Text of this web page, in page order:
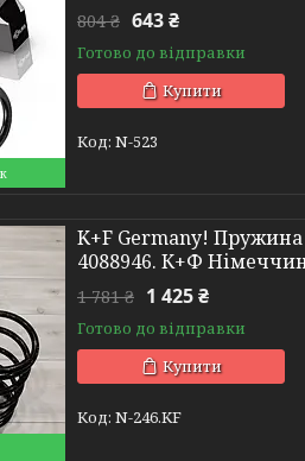
804 ₴ 643 ₴
Готово до відправки
Купити
N-523
K+F Germany! Пружина
4088946. К+Ф
1 781 ₴ 1 425 ₴
Готово до відправки
Купити
N-246.KF